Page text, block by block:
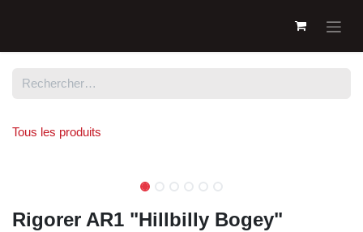
Tous les produits
Rigorer AR1 "Hillbilly Bogey"